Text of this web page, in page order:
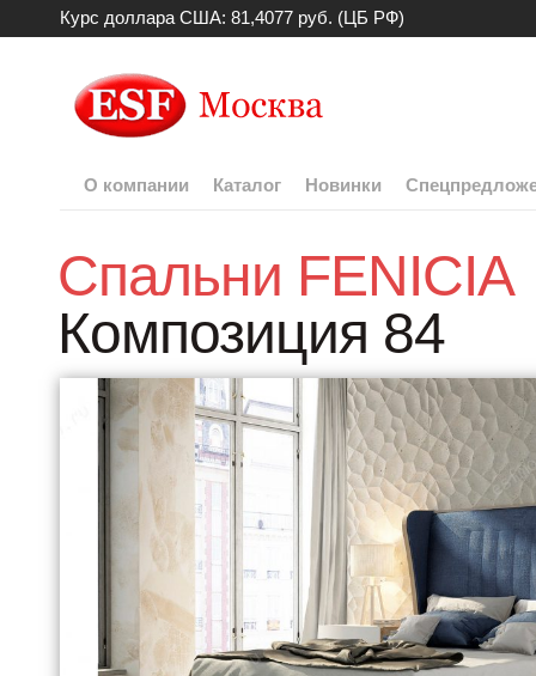
Курс доллара США: 81,4077 руб. (ЦБ РФ)
О компании Каталог Новинки
Спальни FENICIA
Композиция 84